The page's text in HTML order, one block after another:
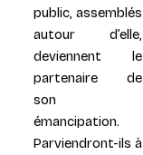
public, assemblés
autour d’elle,
deviennent le
partenaire de
son
émancipation.
Parviendront-ils à